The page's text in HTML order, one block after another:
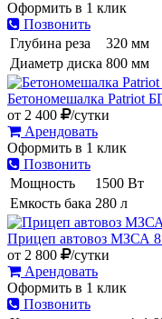
Глубина реза
320 мм
Диаметр диска
Бетономешалка Patriot
от2 400
/сутки
Арендовать
Оформить в 1 клик
Позвонить
Мощность
1500 Вт
Емкость бака
Прицеп автовоз МЗСА
от2 800
/сутки
Арендовать
Оформить в 1 клик
Позвонить
Кузов вн.
Грузоподъемность